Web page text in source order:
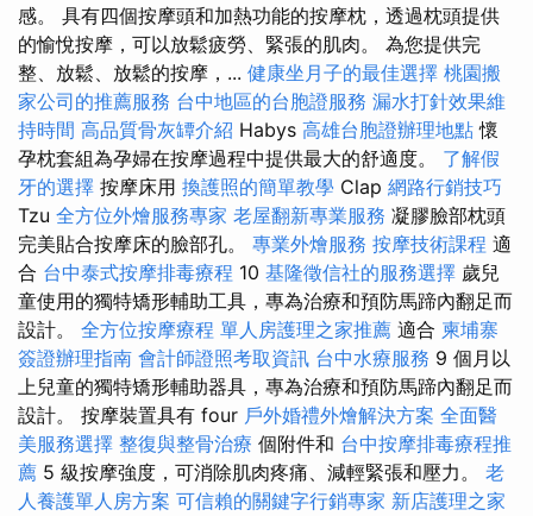
感。 具有四個按摩頭和加熱功能的按摩枕，透過枕頭提供
的愉悅按摩，可以放鬆疲勞、緊張的肌肉。 為您提供完
整、放鬆、放鬆的按摩，... 健康坐月子的最佳選擇 桃園搬
家公司的推薦服務 台中地區的台胞證服務 漏水打針效果維
持時間 高品質骨灰罈介紹 Habys 高雄台胞證辦理地點 懷
孕枕套組為孕婦在按摩過程中提供最大的舒適度。 了解假
牙的選擇 按摩床用 換護照的簡單教學 Clap 網路行銷技巧
Tzu 全方位外燴服務專家 老屋翻新專業服務 凝膠臉部枕頭
完美貼合按摩床的臉部孔。 專業外燴服務 按摩技術課程 適
合 台中泰式按摩排毒療程 10 基隆徵信社的服務選擇 歲兒
童使用的獨特矯形輔助工具，專為治療和預防馬蹄內翻足而
設計。 全方位按摩療程 單人房護理之家推薦 適合 柬埔寨
簽證辦理指南 會計師證照考取資訊 台中水療服務 9 個月以
上兒童的獨特矯形輔助器具，專為治療和預防馬蹄內翻足而
設計。 按摩裝置具有 four 戶外婚禮外燴解決方案 全面醫
美服務選擇 整復與整骨治療 個附件和 台中按摩排毒療程推
薦 5 級按摩強度，可消除肌肉疼痛、減輕緊張和壓力。 老
人養護單人房方案 可信賴的關鍵字行銷專家 新店護理之家